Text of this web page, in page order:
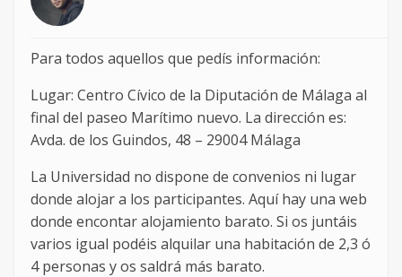
Para todos aquellos que pedís información:
Lugar: Centro Cívico de la Diputación de Málaga al
final del paseo Marítimo nuevo. La dirección es:
Avda. de los Guindos, 48 – 29004 Málaga
La Universidad no dispone de convenios ni lugar
donde alojar a los participantes. Aquí hay una web
donde encontar alojamiento barato. Si os juntáis
varios igual podéis alquilar una habitación de 2,3 ó
4 personas y os saldrá más barato.